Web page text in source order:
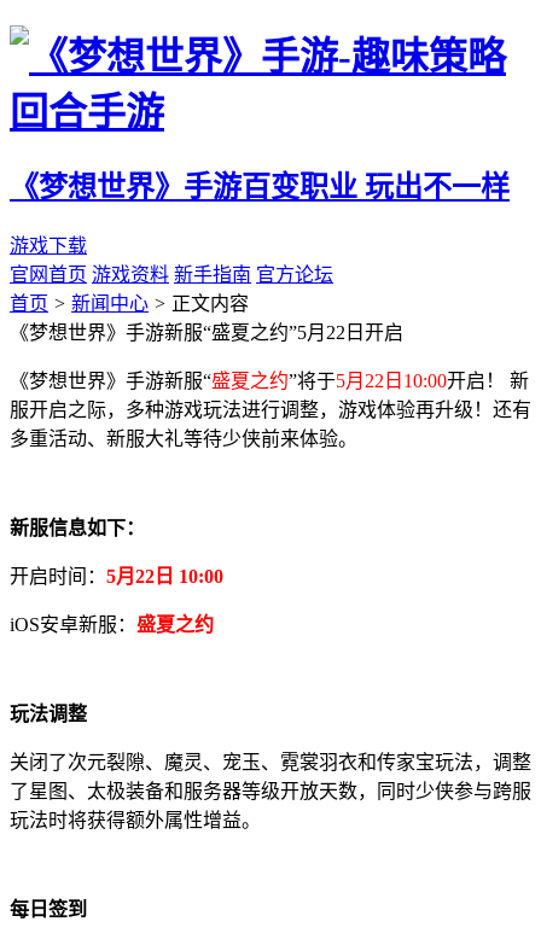
《梦想世界》手游百变职业 玩出不一样
游戏下载
官网首页 游戏资料 新手指南 官方论坛
首页 > 新闻中心 > 正文内容
《梦想世界》手游新服“盛夏之约”5月22日开启
《梦想世界》手游新服“盛夏之约”将于5月22日10:00开启！ 新
服开启之际，多种游戏玩法进行调整，游戏体验再升级！还有
多重活动、新服大礼等待少侠前来体验。
新服信息如下：
开启时间： 5月22日 10:00
iOS安卓新服： 盛夏之约
玩法调整
关闭了次元裂隙、魔灵、宠玉、霓裳羽衣和传家宝玩法，调整
了星图、太极装备和服务器等级开放天数，同时少侠参与跨服
玩法时将获得额外属性增益。
每日签到